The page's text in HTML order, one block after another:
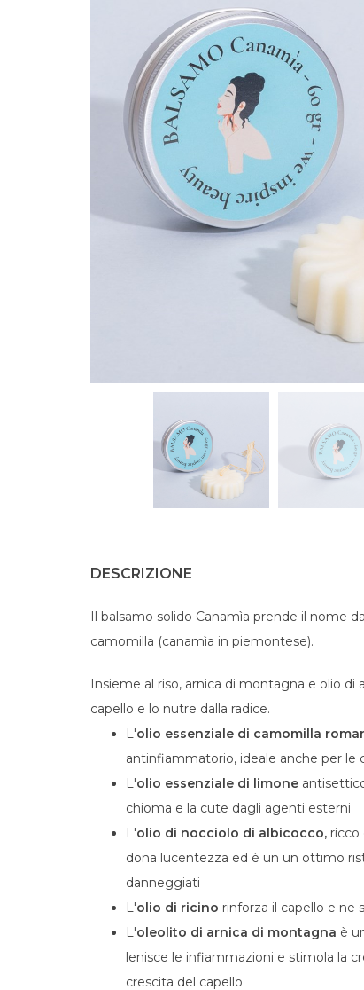
DESCRIZIONE
Il balsamo solido Canamìa prende il nome
camomilla (canamìa in piemontese).
Insieme al riso, arnica di montagna e olio di
capello e lo nutre dalla radice.
L'olio essenziale di camomilla
antinfiammatorio, ideale anche per le
L'olio essenziale di limone
chioma e la cute dagli agenti esterni
L'olio di nocciolo di albicocco, ricco
dona lucentezza ed è un un ottimo
danneggiati
L'olio di ricino rinforza il capello e ne
L'oleolito di arnica di montagna è
lenisce le infiammazioni e stimola la
crescita del capello